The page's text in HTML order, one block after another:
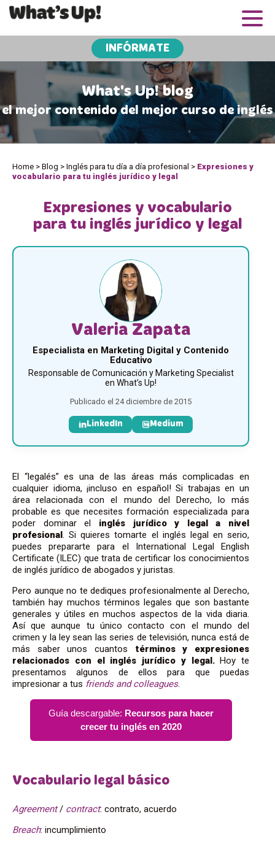
INFÓRMATE
What's Up! blog
el mejor contenido del mejor curso de inglés
Home > Blog > Inglés para tu día a día profesional > Expresiones y
vocabulario para tu inglés jurídico y legal
Expresiones y vocabulario
para tu inglés jurídico y legal
Valeria Zapata
Especialista en Marketing Digital y Contenido
Educativo
Responsable de Comunicación y Marketing Specialist
en What’s Up!
Publicado el 24 diciembre de 2015
LinkedIn Medium
El “legalés” es una de las áreas más complicadas en
cualquier idioma, ¡incluso en español! Si trabajas en un
área relacionada con el mundo del Derecho, lo más
probable es que necesites formación especializada para
poder dominar el inglés jurídico y legal a nivel
profesional . Si quieres tomarte el inglés legal en serio,
puedes prepararte para el International Legal English
Certificate (ILEC) que trata de certificar los conocimientos
de inglés jurídico de abogados y juristas.
Pero aunque no te dediques profesionalmente al Derecho,
también hay muchos términos legales que son bastante
generales y útiles en muchos aspectos de la vida diaria.
Así que aunque tu único contacto con el mundo del
crimen y la ley sean las series de televisión, nunca está de
más saber unos cuantos términos y expresiones
relacionados con el inglés jurídico y legal.Hoy te
presentamos algunos de ellos para que puedas
impresionar a tus friendsandcolleagues.
Guía descargable: Recursos para hacer
crecer tu inglés en 2020
Vocabulario legal básico
Agreement/ contract: contrato, acuerdo
Breach: incumplimiento